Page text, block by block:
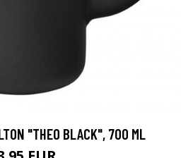
"THEO BLACK", 700 ML